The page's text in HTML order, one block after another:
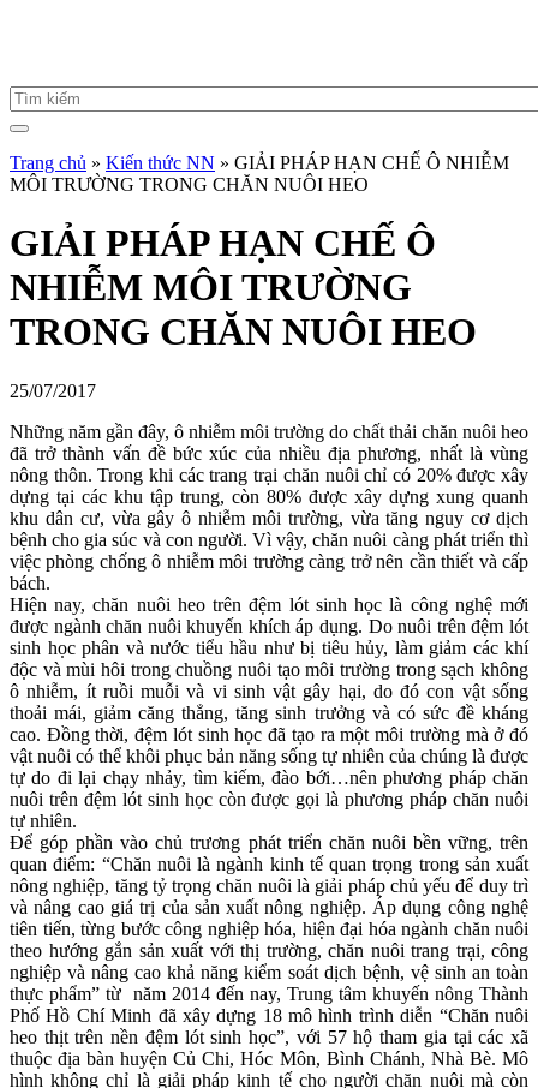
Trang chủ » Kiến thức NN » GIẢI PHÁP HẠN CHẾ Ô NHIỄM
MÔI TRƯỜNG TRONG CHĂN NUÔI HEO
GIẢI PHÁP HẠN CHẾ Ô
NHIỄM MÔI TRƯỜNG
TRONG CHĂN NUÔI HEO
25/07/2017
Những năm gần đây, ô nhiễm môi trường do chất thải chăn nuôi heo
đã trở thành vấn đề bức xúc của nhiều địa phương, nhất là vùng
nông thôn. Trong khi các trang trại chăn nuôi chỉ có 20% được xây
dựng tại các khu tập trung, còn 80% được xây dựng xung quanh
khu dân cư, vừa gây ô nhiễm môi trường, vừa tăng nguy cơ dịch
bệnh cho gia súc và con người. Vì vậy, chăn nuôi càng phát triển thì
việc phòng chống ô nhiễm môi trường càng trở nên cần thiết và cấp
bách.
Hiện nay, chăn nuôi heo trên đệm lót sinh học là công nghệ mới
được ngành chăn nuôi khuyến khích áp dụng. Do nuôi trên đệm lót
sinh học phân và nước tiểu hầu như bị tiêu hủy, làm giảm các khí
độc và mùi hôi trong chuồng nuôi tạo môi trường trong sạch không
ô nhiễm, ít ruồi muỗi và vi sinh vật gây hại, do đó con vật sống
thoải mái, giảm căng thẳng, tăng sinh trưởng và có sức đề kháng
cao. Đồng thời, đệm lót sinh học đã tạo ra một môi trường mà ở đó
vật nuôi có thể khôi phục bản năng sống tự nhiên của chúng là được
tự do đi lại chạy nhảy, tìm kiếm, đào bới…nên phương pháp chăn
nuôi trên đệm lót sinh học còn được gọi là phương pháp chăn nuôi
tự nhiên.
Để góp phần vào chủ trương phát triển chăn nuôi bền vững, trên
quan điểm: “Chăn nuôi là ngành kinh tế quan trọng trong sản xuất
nông nghiệp, tăng tỷ trọng chăn nuôi là giải pháp chủ yếu để duy trì
và nâng cao giá trị của sản xuất nông nghiệp. Áp dụng công nghệ
tiên tiến, từng bước công nghiệp hóa, hiện đại hóa ngành chăn nuôi
theo hướng gắn sản xuất với thị trường, chăn nuôi trang trại, công
nghiệp và nâng cao khả năng kiểm soát dịch bệnh, vệ sinh an toàn
thực phẩm” từ năm 2014 đến nay, Trung tâm khuyến nông Thành
Phố Hồ Chí Minh đã xây dựng 18 mô hình trình diễn “Chăn nuôi
heo thịt trên nền đệm lót sinh học”, với 57 hộ tham gia tại các xã
thuộc địa bàn huyện Củ Chi, Hóc Môn, Bình Chánh, Nhà Bè. Mô
hình không chỉ là giải pháp kinh tế cho người chăn nuôi mà còn